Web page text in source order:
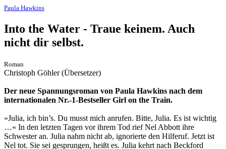
Paula Hawkins
Into the Water - Traue keinem. Auch
nicht dir selbst.
Roman
Christoph Göhler (Übersetzer)
Der neue Spannungsroman von Paula Hawkins nach dem
internationalen Nr.-1-Bestseller Girl on the Train.
»Julia, ich bin’s. Du musst mich anrufen. Bitte, Julia. Es ist wichtig
…« In den letzten Tagen vor ihrem Tod rief Nel Abbott ihre
Schwester an. Julia nahm nicht ab, ignorierte den Hilferuf. Jetzt ist
Nel tot. Sie sei gesprungen, heißt es. Julia kehrt nach Beckford